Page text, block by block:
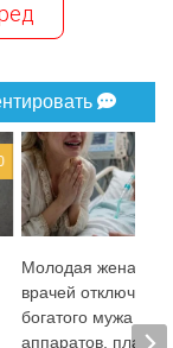
Молодая жена
врачей отключить
богатого мужа от
аппаратов, плача